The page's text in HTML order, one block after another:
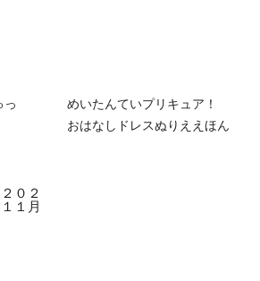
めいたんていプリキュア！
おはなしドレスぬりええほん